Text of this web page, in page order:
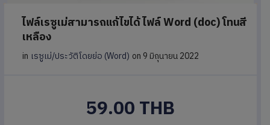
ไฟล์เรซูเม่สามารถแก้ไขได้ ไฟล์ Word (doc) โทนสี
เหลือง
in เรซูเม่/ประวัติโดยย่อ (Word) on 9 มิถุนายน 2022
59.00 THB